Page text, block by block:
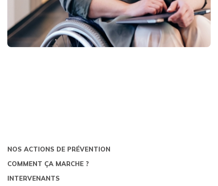
NOS ACTIONS DE PRÉVENTION
COMMENT ÇA MARCHE ?
INTERVENANTS